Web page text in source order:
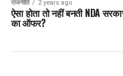
राजनीति 2 years ago
ऐसा होता तो नहीं बनती NDA
का ऑफर?